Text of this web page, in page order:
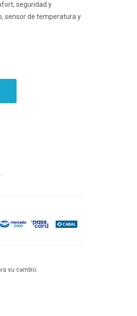
seguridad y
sensor de temperatura y
su cambio.